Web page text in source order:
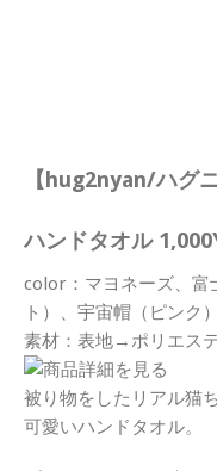
【hug2nyan/ハグ
ハンドタオル
color：マヨネーズ、富
ト）、宇宙帽（ピンク）
素材：表地→ポリエス
被り物をしたリアル猫
可愛いハンドタオル。